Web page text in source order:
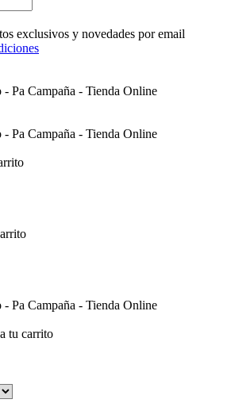
exclusivos y novedades por email
tu carrito